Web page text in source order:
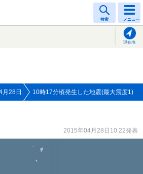
検索 メニュー
現在地
月28日 10時17分頃発生した地震(最大震度1)
2015年04月28日10:22発表